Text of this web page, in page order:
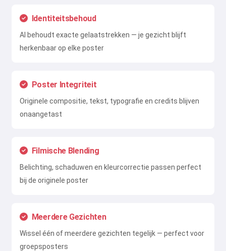
Identiteitsbehoud
AI behoudt exacte gelaatstrekken — je gezicht blijft
herkenbaar op elke poster
Poster Integriteit
Originele compositie, tekst, typografie en credits blijven
onaangetast
Filmische Blending
Belichting, schaduwen en kleurcorrectie passen perfect
bij de originele poster
Meerdere Gezichten
Wissel één of meerdere gezichten tegelijk — perfect voor
groepsposters